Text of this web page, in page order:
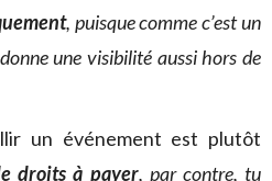
, puisque comme c’est un
une visibilité aussi hors de
un événement est plutôt
droits à payer, par contre, tu